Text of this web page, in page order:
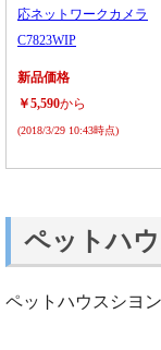
応ネットワークカメラ
C7823WIP
新品価格
￥5,590から
(2018/3/29 10:43時点)
ペットハ
ペットハウスシヨ